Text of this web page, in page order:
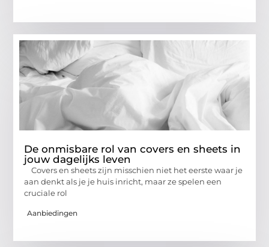
De onmisbare rol van covers en sheets in
jouw dagelijks leven
Covers en sheets zijn misschien niet het eerste waar je
aan denkt als je je huis inricht, maar ze spelen een
cruciale rol
Aanbiedingen